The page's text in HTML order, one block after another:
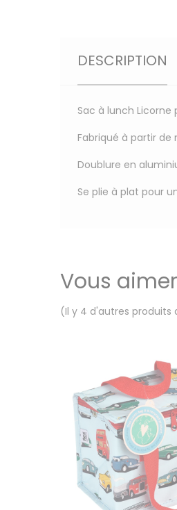
DESCRIPTION
Sac à lunch Licorne
Fabriqué à partir
Doublure en
Se plie à plat pour
Vous
(Il y 4 d'autres